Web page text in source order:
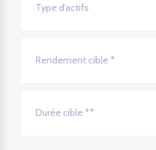
Type d’actifs
Rendement cible *
Durée cible **